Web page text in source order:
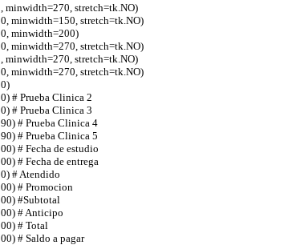
stretch=tk.NO)
minwidth=150, stretch=tk.NO)
minwidth=200)
minwidth=270, stretch=tk.NO)
stretch=tk.NO)
minwidth=270, stretch=tk.NO)
# Prueba Clinica 2
# Prueba Clinica 3
# Prueba Clinica 4
# Prueba Clinica 5
# Fecha de estudio
# Fecha de entrega
# Atendido
# Promocion
#Subtotal
# Anticipo
# Total
# Saldo a pagar